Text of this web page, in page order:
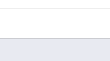
物理学コース